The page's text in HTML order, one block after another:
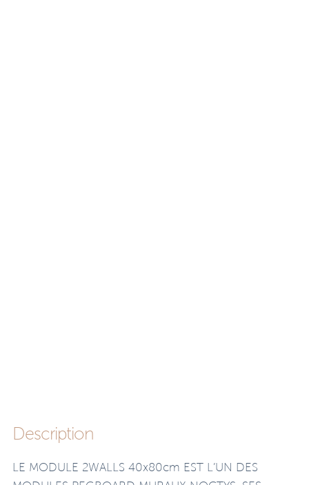
Description
LE MODULE 2WALLS 40x80cm EST L’UN DES